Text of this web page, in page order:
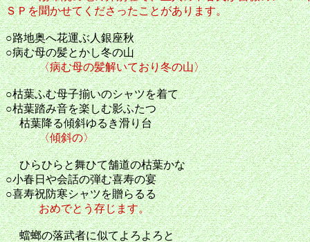
ＳＰを聞かせてくださったことがあります。
○路地奥へ花運ぶ人銀座秋
○病む母の髪とかし冬の山
〈病む母の髪解いており冬の山〉
○枯葉ふむ母子揃いのシャツを着
○枯葉踏み音を楽しむ影ふたつ
枯葉降る傾斜ゆるき滑り台
〈傾斜の〉
ひらひらと舞ひて舗道の枯葉か
○小春日や会話の弾む喜寿の宴
○喜寿祝防寒シャツを贈らるる
おめでとう存じます。
蟷螂の落武者に似てよろよ